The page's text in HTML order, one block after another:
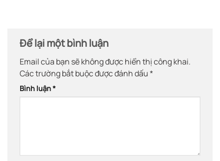
Để lại một bình luận
Email của bạn sẽ không được hiển thị công khai.
Các trường bắt buộc được đánh dấu*
Bình luận*